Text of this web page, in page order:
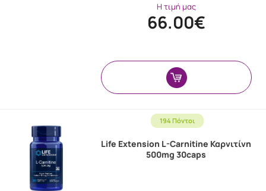
Η τιμή μας
66.00€
194 Πόντοι
Life Extension L-Carnitine Καρνιτίνη
500mg 30caps